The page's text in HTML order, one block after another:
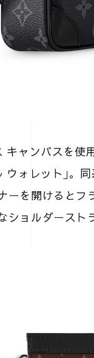
キャンバスを使
ウォレット｣。
ーを開けると
ショルダース